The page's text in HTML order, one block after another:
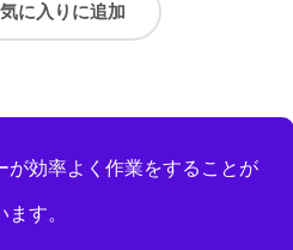
に入りに追加
が効率よく作業をすることが
す。